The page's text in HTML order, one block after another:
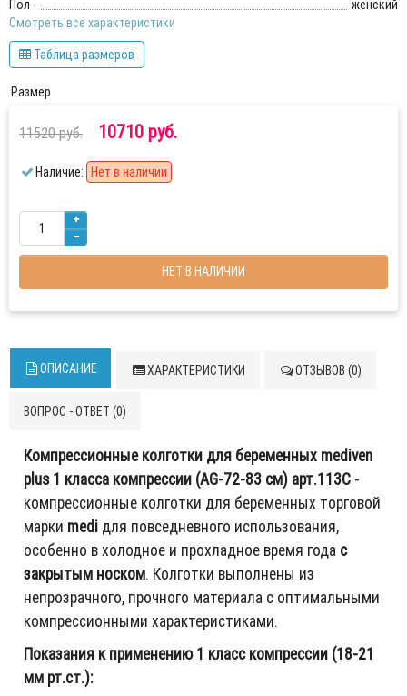
Пол -
женский
Смотреть все характеристики
Таблица размеров
Размер
11520 руб. 10710 руб.
Наличие: Нет в наличии
НЕТ В НАЛИЧИИ
ОПИСАНИЕ ХАРАКТЕРИСТИКИ ОТЗЫВОВ (0)
ВОПРОС - ОТВЕТ (0)
Компрессионные колготки для беременных mediven
plus 1 класса компрессии (AG-72-83 см) арт.113C -
компрессионные колготки для беременных торговой
марки medi для повседневного использования,
особенно в холодное и прохладное время года с
закрытым носком. Колготки выполнены из
непрозрачного, прочного материала с оптимальными
компрессионными характеристиками.
Показания к применению 1 класс компрессии (18-21
мм рт.ст.):